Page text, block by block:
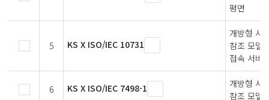
평면
5 KS X ISO/IEC 10731
개방형 시
참조 모델
접속 서비
6 KS X ISO/IEC 7498-1
개방형 시
참조 모델